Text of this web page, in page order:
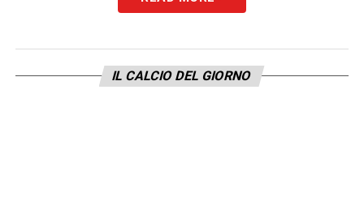
LAZIO NEWS 24
LA PLAYLIST DELLE NOSTRE TOP NEWS
IL CALCIO DEL GIORNO